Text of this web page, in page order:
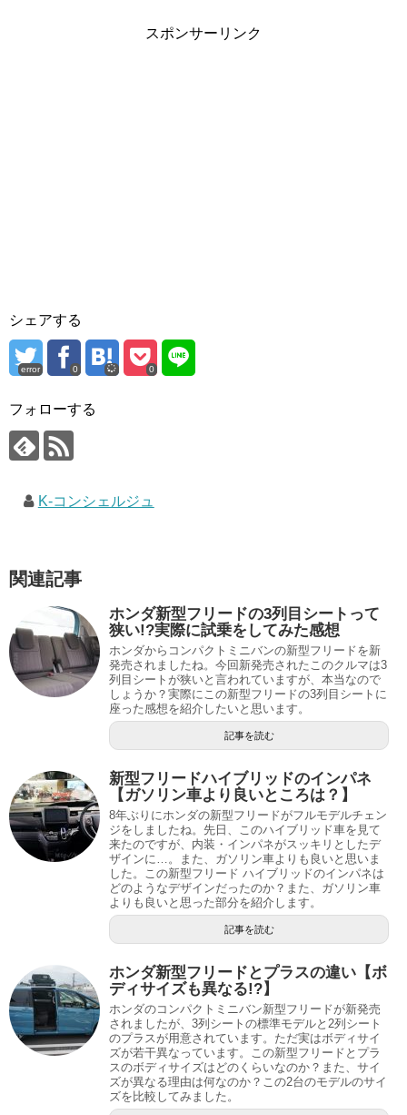
スポンサーリンク
シェアする
error 0 0
フォローする
K-コンシェルジュ
関連記事
ホンダ新型フリードの3列目シートって
狭い!?実際に試乗をしてみた感想
ホンダからコンパクトミニバンの新型フリードを新
発売されましたね。今回新発売されたこのクルマは3
列目シートが狭いと言われていますが、本当なので
しょうか？実際にこの新型フリードの3列目シートに
座った感想を紹介したいと思います。
記事を読む
新型フリードハイブリッドのインパネ
【ガソリン車より良いところは？】
8年ぶりにホンダの新型フリードがフルモデルチェン
ジをしましたね。先日、このハイブリッド車を見て
来たのですが、内装・インパネがスッキリとしたデ
ザインに…。また、ガソリン車よりも良いと思いま
した。この新型フリード ハイブリッドのインパネは
どのようなデザインだったのか？また、ガソリン車
よりも良いと思った部分を紹介します。
記事を読む
ホンダ新型フリードとプラスの違い【ボ
ディサイズも異なる!?】
ホンダのコンパクトミニバン新型フリードが新発売
されましたが、3列シートの標準モデルと2列シート
のプラスが用意されています。ただ実はボディサイ
ズが若干異なっています。この新型フリードとプラ
スのボディサイズはどのくらいなのか？また、サイ
ズが異なる理由は何なのか？この2台のモデルのサイ
ズを比較してみました。